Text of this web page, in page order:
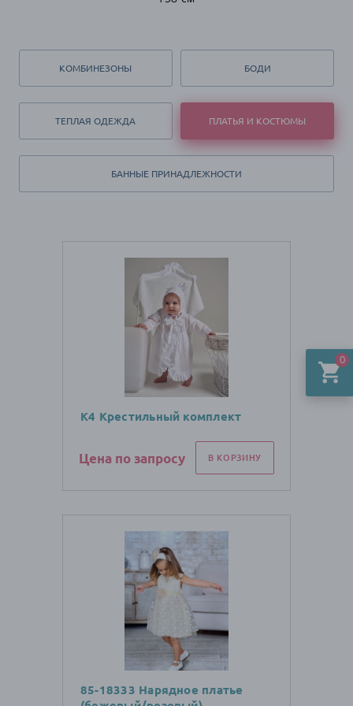
0
КОМБИНЕЗОНЫ БОДИ
ТЕПЛАЯ ОДЕЖДА ПЛАТЬЯ И КОСТЮМЫ
БАННЫЕ ПРИНАДЛЕЖНОСТИ
К4 Крестильный комплект
Цена по запросу В КОРЗИНУ
85-18333 Нарядное платье